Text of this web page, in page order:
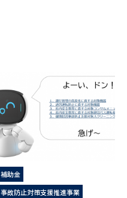
補助金
事故防止対策支援推進事業